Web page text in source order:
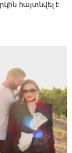
հայտնվել է